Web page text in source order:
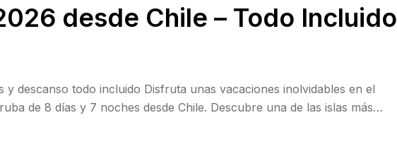
desde Chile – Todo Incluido
y descanso todo incluido Disfruta unas vacaciones inolvidables en el
de 8 días y 7 noches desde Chile. Descubre una de las islas más
sus playas de arena blanca, aguas cristalinas color turquesa y clima